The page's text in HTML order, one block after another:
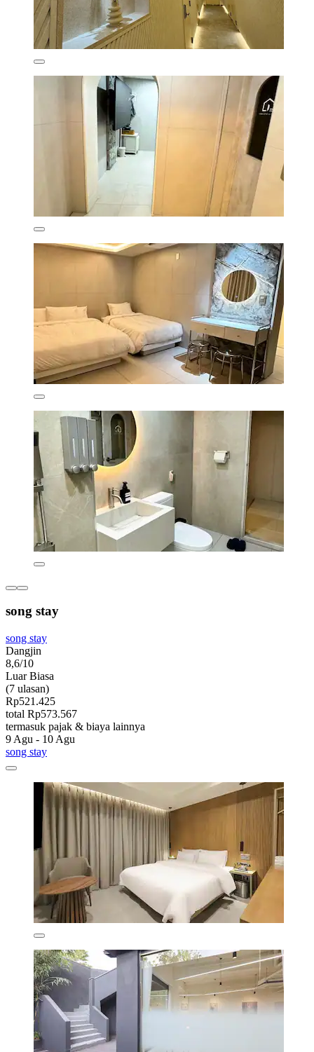
song stay
song stay
Dangjin
8,6/10
Luar Biasa
(7 ulasan)
Rp521.425
total Rp573.567
termasuk pajak & biaya lainnya
9 Agu - 10 Agu
song stay